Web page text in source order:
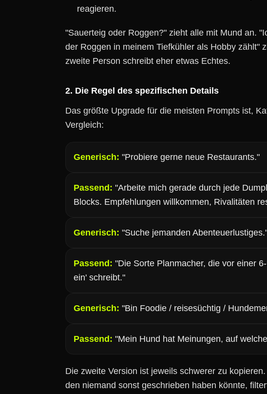
reagieren.
"Sauerteig oder Roggen?" zieht alle mit Mund an.
der Roggen in meinem Tiefkühler als Hobby zählt"
zweite Person schreibt eher etwas Echtes.
2. Die Regel des spezifischen Details
Das größte Upgrade für die meisten Prompts ist,
Vergleich:
Generisch: "Probiere gerne neue Restaurants."
Passend: "Arbeite mich gerade durch jede
Blocks. Empfehlungen willkommen, Rivalitäten
Generisch: "Suche jemanden
Passend: "Die Sorte Planmacher, die vor einer
ein' schreibt."
Generisch: "Bin Foodie / reisesüchtig /
Passend: "Mein Hund hat Meinungen, auf
Die zweite Version ist jeweils schwerer zu
den niemand sonst geschrieben haben könnte,